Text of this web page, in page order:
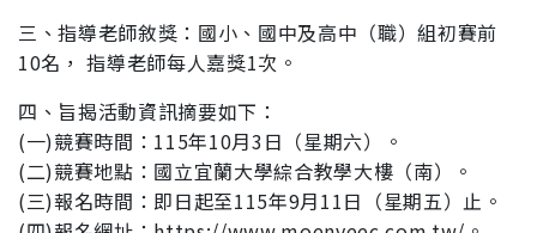
三、指導老師敘獎：國小、國中及高中（職）組初賽前
10名， 指導老師每人嘉獎1次。
四、旨揭活動資訊摘要如下：
(一)競賽時間：115年10月3日（星期六）。
(二)競賽地點：國立宜蘭大學綜合教學大樓（南）。
(三)報名時間：即日起至115年9月11日（星期五）止。